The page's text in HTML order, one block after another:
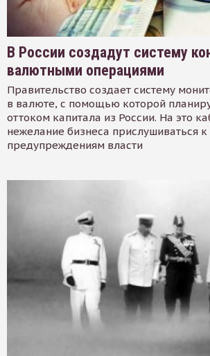
В России создадут систему
валютными операциями
Правительство создает систему
в валюте, с помощью которой
оттоком капитала из России. На это
нежелание бизнеса прислушиваться к
предупреждениям власти